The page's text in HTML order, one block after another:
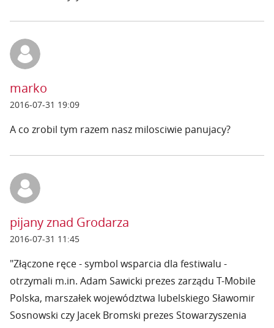
marko
2016-07-31 19:09
A co zrobil tym razem nasz milosciwie panujacy?
pijany znad Grodarza
2016-07-31 11:45
"Złączone ręce - symbol wsparcia dla festiwalu -
otrzymali m.in. Adam Sawicki prezes zarządu T-Mobile
Polska, marszałek województwa lubelskiego Sławomir
Sosnowski czy Jacek Bromski prezes Stowarzyszenia